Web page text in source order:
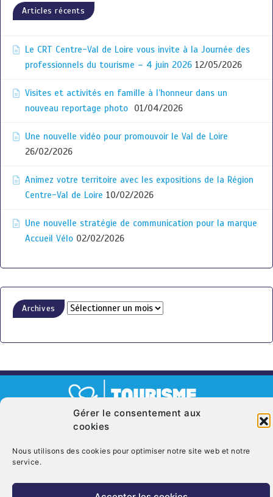
Gérer le consentement aux
cookies
Nous utilisons des cookies pour optimiser notre site web et notre
service.
Articles récents
Le CRT Centre-Val de Loire vous invite à la Journée des
professionnels du tourisme – 4 juin 2026 12/05/2026
Visites et activités en famille à l’honneur dans un
nouveau reportage photo
01/04/2026
Une nouvelle vidéo pour promouvoir le Val de Loire
26/02/2026
Animez votre territoire avec les expositions de la Région
Centre-Val de Loire 10/02/2026
Une nouvelle stratégie de communication pour la marque
Accueil Vélo 02/02/2026
Archives
© Copyright 2026. CRT Centre-Val De Loire